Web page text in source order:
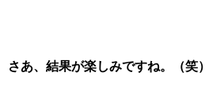
さあ、結果が楽しみですね。（笑）